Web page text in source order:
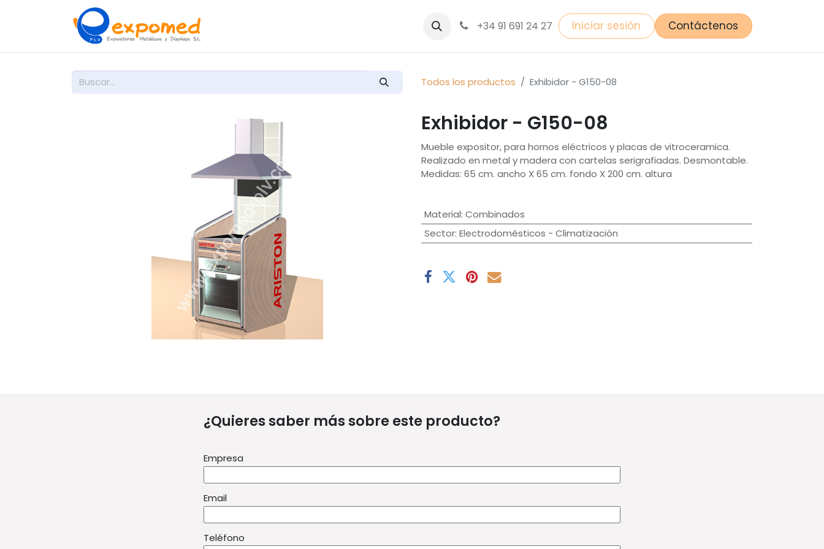
+34 91 691 24 27 Iniciar sesión Contáctenos
Todos los productos Exhibidor - G150-08
Exhibidor - G150-08
Mueble expositor, para hornos eléctricos y placas de vitroceramica.
Realizado en metal y madera con cartelas serigrafiadas. Desmontable.
Medidas: 65 cm. ancho X 65 cm. fondo X 200 cm. altura
Material: Combinados
Sector: Electrodomésticos - Climatización
¿Quieres saber más sobre este producto?
Empresa
Email
Teléfono